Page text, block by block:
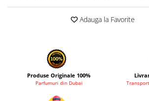
Adauga la Favorite
Produse Originale 100%
Parfumuri din Dubai